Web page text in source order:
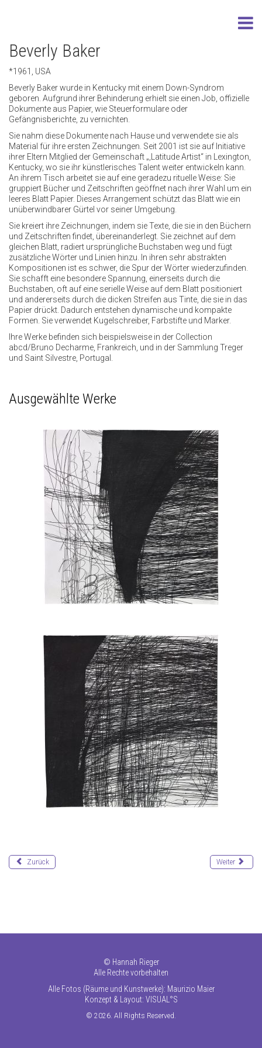
Beverly Baker
*1961, USA
Beverly Baker wurde in Kentucky mit einem Down-Syndrom
geboren. Aufgrund ihrer Behinderung erhielt sie einen Job, offizielle
Dokumente aus Papier, wie Steuerformulare oder
Gefängnisberichte, zu vernichten.
Sie nahm diese Dokumente nach Hause und verwendete sie als
Material für ihre ersten Zeichnungen. Seit 2001 ist sie auf Initiative
ihrer Eltern Mitglied der Gemeinschaft „,Latitude Artist“ in Lexington,
Kentucky, wo sie ihr künstlerisches Talent weiter entwickeln kann.
An ihrem Tisch arbeitet sie auf eine geradezu rituelle Weise: Sie
gruppiert Bücher und Zeitschriften geöffnet nach ihrer Wahl um ein
leeres Blatt Papier. Dieses Arrangement schützt das Blatt wie ein
unüberwindbarer Gürtel vor seiner Umgebung.
Sie kreiert ihre Zeichnungen, indem sie Texte, die sie in den Büchern
und Zeitschriften findet, übereinanderlegt. Sie zeichnet auf dem
gleichen Blatt, radiert ursprüngliche Buchstaben weg und fügt
zusätzliche Wörter und Linien hinzu. In ihren sehr abstrakten
Kompositionen ist es schwer, die Spur der Wörter wiederzufinden.
Sie schafft eine besondere Spannung, einerseits durch die
Buchstaben, oft auf eine serielle Weise auf dem Blatt positioniert
und andererseits durch die dicken Streifen aus Tinte, die sie in das
Papier drückt. Dadurch entstehen dynamische und kompakte
Formen. Sie verwendet Kugelschreiber, Farbstifte und Marker.
Ihre Werke befinden sich beispielsweise in der Collection
abcd/Bruno Decharme, Frankreich, und in der Sammlung Treger
und Saint Silvestre, Portugal.
Ausgewählte Werke
Zurück Weiter
© Hannah Rieger
Alle Rechte vorbehalten
Alle Fotos (Räume und Kunstwerke): Maurizio Maier
Konzept & Layout: VISUAL°S
© 2026. All Rights Reserved.